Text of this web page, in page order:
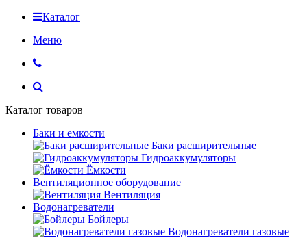
Каталог
Меню
Каталог товаров
Баки и емкости
Баки расширительные
Гидроаккумуляторы
Ёмкости
Вентиляционное оборудование
Вентиляция
Водонагреватели
Бойлеры
Водонагреватели газовые